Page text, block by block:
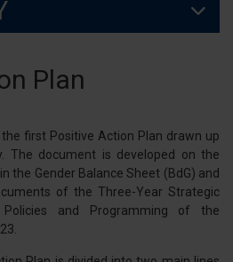
Plan
first Positive Action Plan drawn up
The document is developed on the
the Gender Balance Sheet (BdG) and
of the Three-Year Strategic
Policies and Programming of the